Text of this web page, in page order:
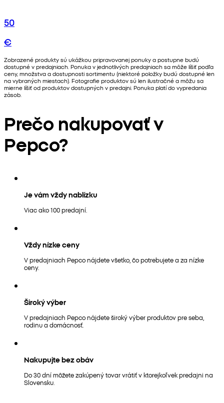
50
€
Zobrazené produkty sú ukážkou pripravovanej ponuky a postupne budú
dostupné v predajniach. Ponuka v jednotlivých predajniach sa môže líšiť podľa
ceny, množstva a dostupnosti sortimentu (niektoré položky budú dostupné len
na vybraných miestach). Fotografie produktov sú len ilustračné a môžu sa
mierne líšiť od produktov dostupných v predajni. Ponuka platí do vypredania
zásob.
Prečo nakupovať v
Pepco?
Je vám vždy nablízku
Viac ako 100 predajní.
Vždy nízke ceny
V predajniach Pepco nájdete všetko, čo potrebujete a za nízke
ceny.
Široký výber
V predajniach Pepco nájdete široký výber produktov pre seba,
rodinu a domácnosť.
Nakupujte bez obáv
Do 30 dní môžete zakúpený tovar vrátiť v ktorejkoľvek predajni na
Slovensku.